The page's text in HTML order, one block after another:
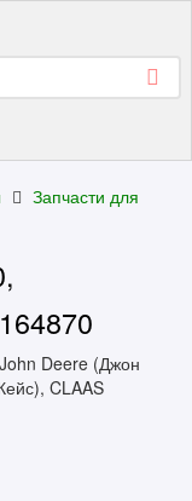
Запчасти для
Deere (Джон
CLAAS